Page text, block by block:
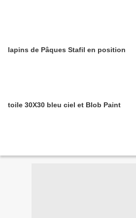
lapins de Pâques Stafil en position
toile 30X30 bleu ciel et Blob Paint